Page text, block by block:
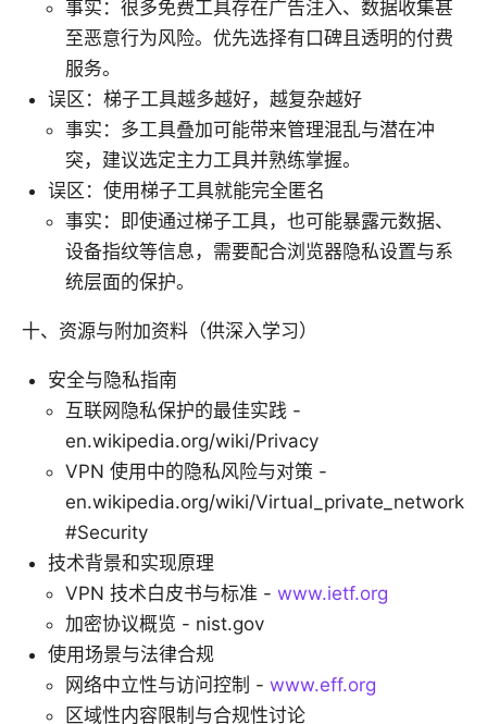
事实：很多免费工具存在广告注入、数据收集甚
至恶意行为风险。优先选择有口碑且透明的付费
服务。
误区：梯子工具越多越好，越复杂越好
事实：多工具叠加可能带来管理混乱与潜在冲
突，建议选定主力工具并熟练掌握。
误区：使用梯子工具就能完全匿名
事实：即使通过梯子工具，也可能暴露元数据、
设备指纹等信息，需要配合浏览器隐私设置与系
统层面的保护。
十、资源与附加资料（供深入学习）
安全与隐私指南
互联网隐私保护的最佳实践 -
en.wikipedia.org/wiki/Privacy
VPN 使用中的隐私风险与对策 -
en.wikipedia.org/wiki/Virtual_private_network
#Security
技术背景和实现原理
VPN 技术白皮书与标准 - www.ietf.org
加密协议概览 - nist.gov
使用场景与法律合规
网络中立性与访问控制 - www.eff.org
区域性内容限制与合规性讨论